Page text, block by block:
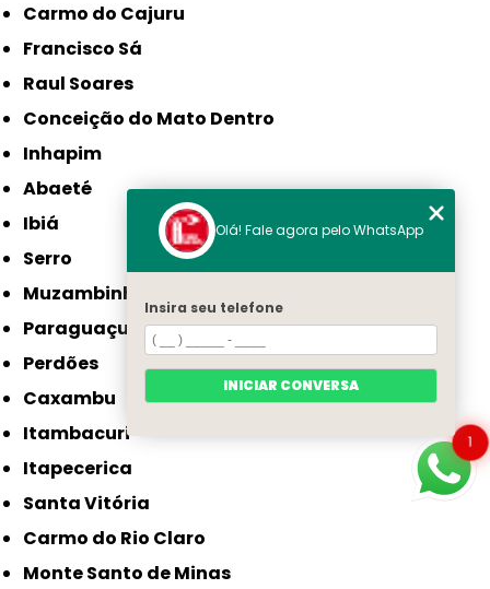
Carmo do Cajuru
Francisco Sá
Raul Soares
Conceição do Mato Dentro
Inhapim
Abaeté
Ibiá
Serro
Muzambinho
Paraguaçu
Perdões
Caxambu
Itambacuri
Itapecerica
Santa Vitória
Carmo do Rio Claro
Monte Santo de Minas
1
Olá! Fale agora pelo WhatsApp
Insira seu telefone
INICIAR CONVERSA